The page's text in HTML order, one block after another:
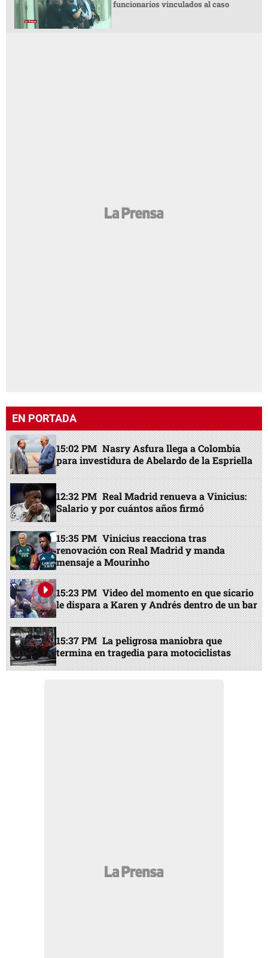
funcionarios vinculados al caso
EN PORTADA
15:02 PM Nasry Asfura llega a Colombia
para investidura de Abelardo de la Espriella
12:32 PM Real Madrid renueva a Vinicius:
Salario y por cuántos años firmó
15:35 PM Vinicius reacciona tras
renovación con Real Madrid y manda
mensaje a Mourinho
15:23 PM Video del momento en que sicario
le dispara a Karen y Andrés dentro de un bar
15:37 PM La peligrosa maniobra que
termina en tragedia para motociclistas